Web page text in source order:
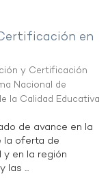
en
y Certificación
Nacional de
la Calidad Educativa
de avance en la
la oferta de
y en la región
las ...